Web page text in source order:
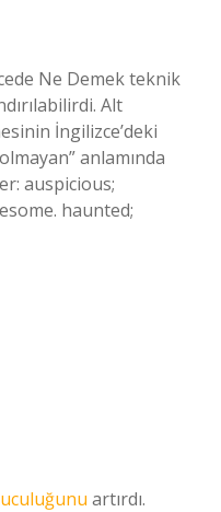
Ne Demek teknik
Alt
İngilizce’deki
anlamında
auspicious;
haunted;
artırdı.